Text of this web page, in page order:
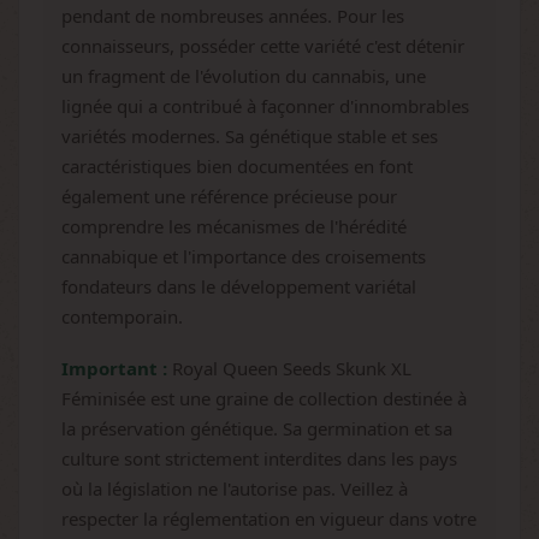
pendant de nombreuses années. Pour les
connaisseurs, posséder cette variété c'est détenir
un fragment de l'évolution du cannabis, une
lignée qui a contribué à façonner d'innombrables
variétés modernes. Sa génétique stable et ses
caractéristiques bien documentées en font
également une référence précieuse pour
comprendre les mécanismes de l'hérédité
cannabique et l'importance des croisements
fondateurs dans le développement variétal
contemporain.
Important : Royal Queen Seeds Skunk XL
Féminisée est une graine de collection destinée à
la préservation génétique. Sa germination et sa
culture sont strictement interdites dans les pays
où la législation ne l'autorise pas. Veillez à
respecter la réglementation en vigueur dans votre